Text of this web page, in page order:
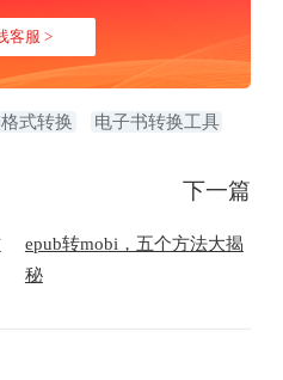
客服 >
式转换 电子书转换工具
下一篇
epub转mobi，五个方法大揭
秘